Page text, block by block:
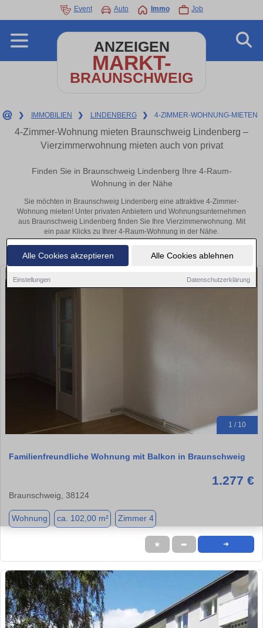
Alle Cookies akzeptieren Alle Cookies ablehnen
Einstellungen Datenschutzerklärung
Event Auto Immo Job
ANZEIGEN
MARKT-
BRAUNSCHWEIG
❯ IMMOBILIEN ❯ LINDENBERG ❯ 4-ZIMMER-WOHNUNG-MIETEN
4-Zimmer-Wohnung mieten Braunschweig Lindenberg –
Vierzimmerwohnung mieten auch von privat
Finden Sie in Braunschweig Lindenberg Ihre 4-Raum-
Wohnung in der Nähe
Sie möchten in Braunschweig Lindenberg eine attraktive 4-Zimmer-
Wohnung mieten! Unter privaten Anbietern und Wohnungsunternehmen
aus Braunschweig Lindenberg finden Sie Ihre Vierzimmerwohnung. Mit
ein paar Klicks zu Ihrer 4-Raum-Wohnung in der Nähe.
Aktuelle Wohnung zum mieten
1 / 10
Familienfreundliche Wohnung mit Balkon in Braunschweig
1.277 €
Braunschweig, 38124
Wohnung ca. 102,00 m² Zimmer 4
★ ➦ ➜